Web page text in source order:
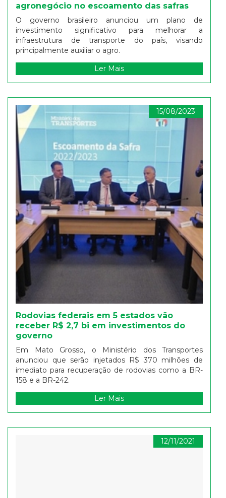
agronegócio no escoamento das safras
O governo brasileiro anunciou um plano de
investimento significativo para melhorar a
infraestrutura de transporte do país, visando
principalmente auxiliar o agro.
Ler Mais
15/08/2023
Rodovias federais em 5 estados vão
receber R$ 2,7 bi em investimentos do
governo
Em Mato Grosso, o Ministério dos Transportes
anunciou que serão injetados R$ 370 milhões de
imediato para recuperação de rodovias como a BR-
158 e a BR-242.
Ler Mais
12/11/2021